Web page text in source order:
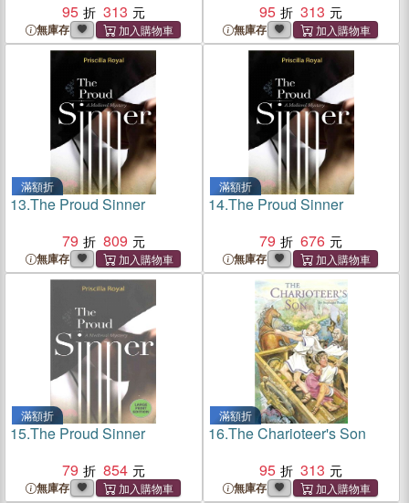
95
313
無庫存
95
313
無庫存
滿額折
13.The Proud Sinner
79
809
無庫存
滿額折
14.The Proud Sinner
79
676
無庫存
滿額折
15.The Proud Sinner
79
854
無庫存
滿額折
16.The Charioteer's Son
95
313
無庫存